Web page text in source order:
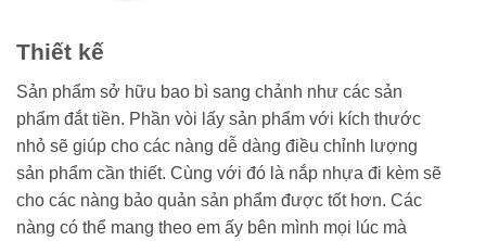
Thiết kế
Sản phẩm sở hữu bao bì sang chảnh như các sản
phẩm đắt tiền. Phần vòi lấy sản phẩm với kích thước
nhỏ sẽ giúp cho các nàng dễ dàng điều chỉnh lượng
sản phẩm cần thiết. Cùng với đó là nắp nhựa đi kèm sẽ
cho các nàng bảo quản sản phẩm được tốt hơn. Các
nàng có thể mang theo em ấy bên mình mọi lúc mà